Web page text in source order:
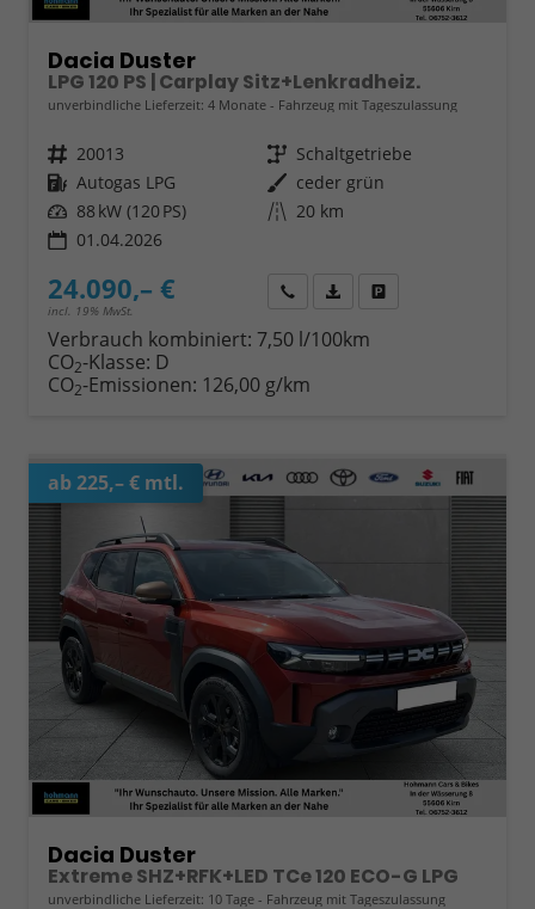
Dacia Duster
LPG 120 PS | Carplay Sitz+Lenkradheiz.
unverbindliche Lieferzeit: 4 Monate Fahrzeug mit Tageszulassung
Fahrzeugnr. 20013 Getriebe Schaltgetriebe
Kraftstoff Autogas LPG Außenfarbe ceder grün
Leistung 88 kW (120 PS) Kilometerstand 20 km
01.04.2026
24.090,– €
incl. 19% MwSt.
Wir rufen Sie anFahrzeugexposé (PDF)
Verbrauch kombiniert: 7,50 l/100km
CO2-Klasse: D
CO2-Emissionen: 126,00 g/km
ab 225,– € mtl.
Dacia Duster
Extreme SHZ+RFK+LED TCe 120 ECO-G LPG
unverbindliche Lieferzeit: 10 Tage Fahrzeug mit Tageszulassung